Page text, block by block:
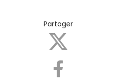
Partager